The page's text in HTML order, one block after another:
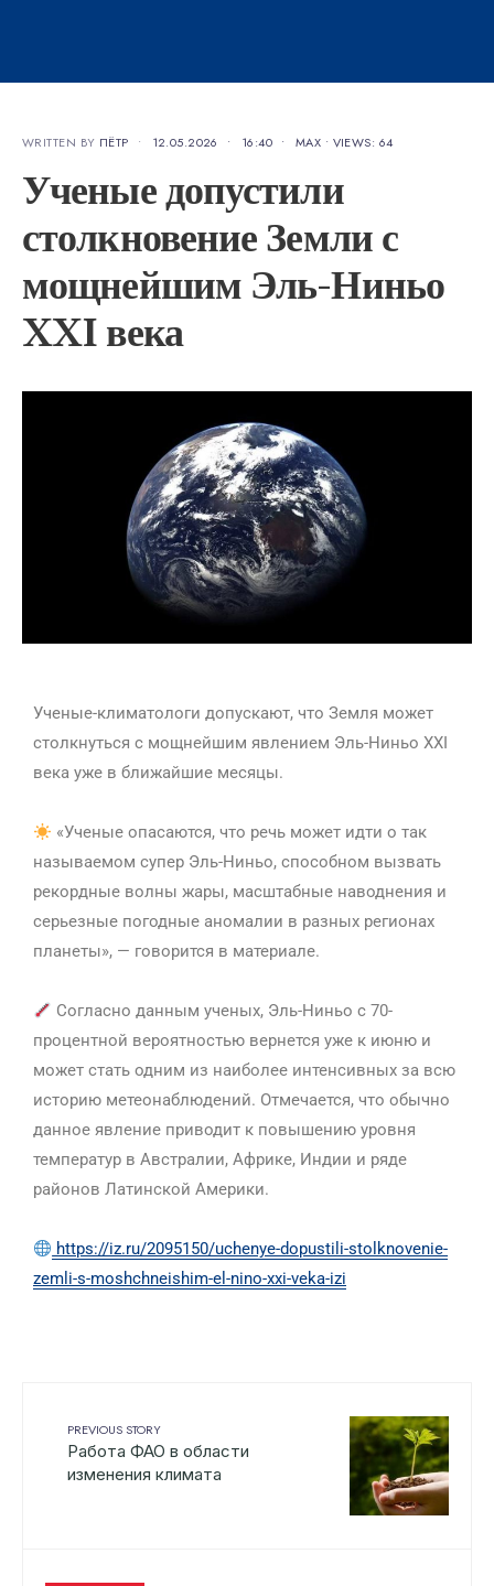
WRITTEN BY ПЁТР • 12.05.2026 • 16:40 • MAX • VIEWS: 64
Ученые допустили
столкновение Земли с
мощнейшим Эль-Ниньо
XXI века
Ученые-климатологи допускают, что Земля может
столкнуться с мощнейшим явлением Эль-Ниньо XXI
века уже в ближайшие месяцы.
«Ученые опасаются, что речь может идти о так
называемом супер Эль-Ниньо, способном вызвать
рекордные волны жары, масштабные наводнения и
серьезные погодные аномалии в разных регионах
планеты», — говорится в материале.
Согласно данным ученых, Эль-Ниньо с 70-
процентной вероятностью вернется уже к июню и
может стать одним из наиболее интенсивных за всю
историю метеонаблюдений. Отмечается, что обычно
данное явление приводит к повышению уровня
температур в Австралии, Африке, Индии и ряде
районов Латинской Америки.
https://iz.ru/2095150/uchenye-dopustili-stolknovenie-
zemli-s-moshchneishim-el-nino-xxi-veka-izi
PREVIOUS STORY
Работа ФАО в области
изменения климата